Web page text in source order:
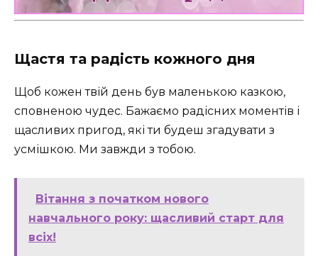
Щастя та радість кожного дня
Щоб кожен твій день був маленькою казкою,
сповненою чудес. Бажаємо радісних моментів і
щасливих пригод, які ти будеш згадувати з
усмішкою. Ми завжди з тобою.
Вітання з початком нового
навчального року: щасливий старт для
всіх!